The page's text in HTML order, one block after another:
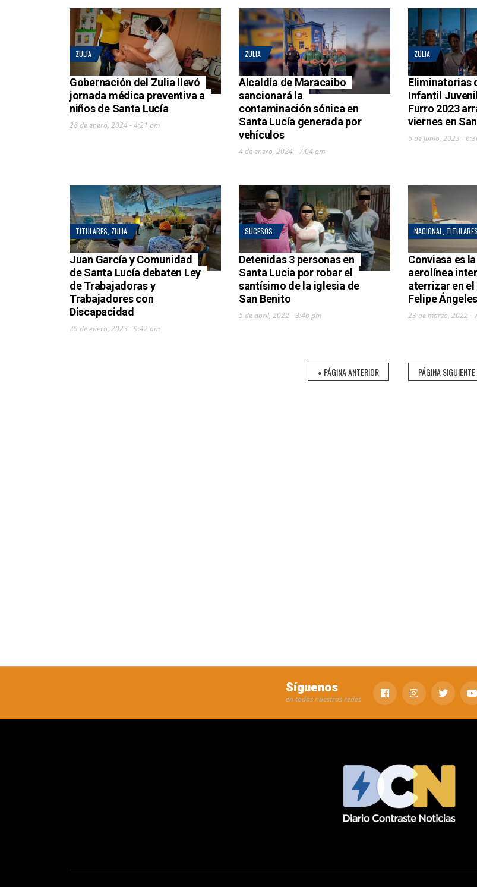
ZULIA
Gobernación del Zulia llevó
jornada médica preventiva a
niños de Santa Lucía
28 de enero, 2024 - 4:21 pm
ZULIA
Alcaldía de Maracaibo
sancionará la
contaminación sónica en
Santa Lucía generada por
vehículos
4 de enero, 2024 - 7:04 pm
ZULIA
Eliminatorias
Infantil
Furro 2023
viernes en
6 de junio, 2023 -
TITULARES ZULIA
Juan García y Comunidad
de Santa Lucía debaten Ley
de Trabajadoras y
Trabajadores con
Discapacidad
29 de enero, 2023 - 9:42 am
SUCESOS
Detenidas 3 personas en
Santa Lucia por robar el
santísimo de la iglesia de
San Benito
5 de abril, 2022 - 3:46 pm
NACIONAL TITULARES
Conviasa es
aerolínea
aterrizar en
Felipe Ángeles
23 de marzo, 2022 -
« PÁGINA ANTERIOR PÁGINA
Síguenos
en todas nuestras redes